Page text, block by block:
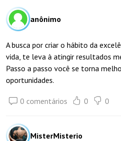
anônimo
A busca por criar o hábito da
vida, te leva à atingir resultados
Passo a passo você se torna
oportunidades.
0 comentários 0 0
MisterMisterio